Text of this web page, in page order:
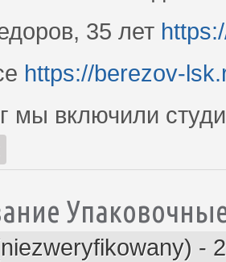
35 лет
https://berezov-
мы включили
-